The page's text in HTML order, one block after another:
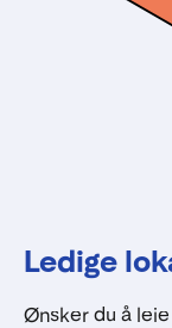
Ledige
Ønsker du å